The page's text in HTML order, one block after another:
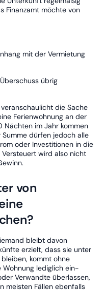
Finanzamt möchte von
mit der Vermietung
übrig
veranschaulicht die Sache
Ferienwohnung an der
im Jahr kommen
dürfen jedoch alle
oder Investitionen in die
wird also nicht
von
bleibt davon
erzielt, dass sie unter
kommt ohne
Wohnung lediglich ein-
Verwandte überlassen,
meisten Fällen ebenfalls